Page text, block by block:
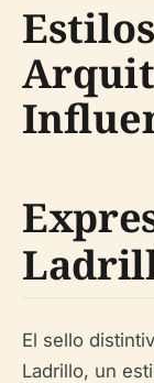
Estilos
El sello
Ladrillo, un